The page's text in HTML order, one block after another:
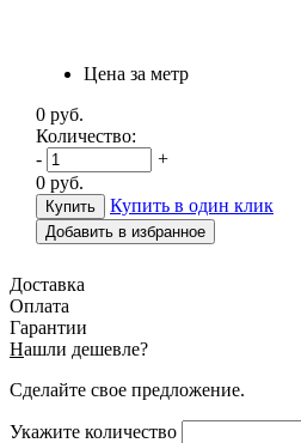
Цена за метр
0 руб.
Количество:
-
+
0 руб.
Купить в один клик
Добавить в избранное
Доставка
Оплата
Гарантии
Нашли дешевле?
Сделайте свое предложение.
Укажите количество